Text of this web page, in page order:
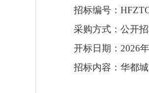
招标编号：
采购方式：公开
开标日期 ： 2026年
招标内容：华都